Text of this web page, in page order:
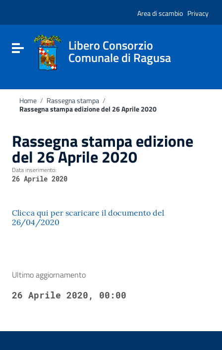
sito
include
Vai al footer
Area di scambio Privacy
Attiva / disattiva la navigazione
Libero Consorzio
Comunale di Ragusa
Home / Rassegna stampa /
Rassegna stampa edizione del 26 Aprile 2020
Rassegna stampa edizione
del 26 Aprile 2020
Data inserimento:
26 Aprile 2020
Clicca qui per scaricare il documento del
26/04/2020
Ultimo aggiornamento
26 Aprile 2020, 00:00